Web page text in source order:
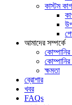
কাস্টম
আমাদের সম্পর্কে
ক্ষমতা
ব্রোশার
খবর
FAQs